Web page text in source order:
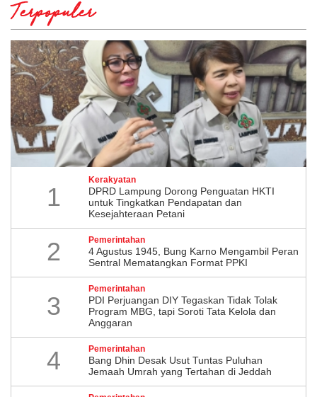
Terpopuler
1
Kerakyatan
DPRD Lampung Dorong Penguatan HKTI
untuk Tingkatkan Pendapatan dan
Kesejahteraan Petani
2 Pemerintahan
4 Agustus 1945, Bung Karno Mengambil Peran
Sentral Mematangkan Format PPKI
3
Pemerintahan
PDI Perjuangan DIY Tegaskan Tidak Tolak
Program MBG, tapi Soroti Tata Kelola dan
Anggaran
4 Pemerintahan
Bang Dhin Desak Usut Tuntas Puluhan
Jemaah Umrah yang Tertahan di Jeddah